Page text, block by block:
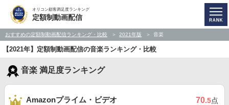
オリコン顧客満足度ランキング
定額制動画配信
おすすめの定額制動画配信ランキング・比較 2021年版 音楽
【2021年】定額制動画配信の音楽ランキング・比較
音楽 満足度ランキング
Amazonプライム・ビデオ 70.5点